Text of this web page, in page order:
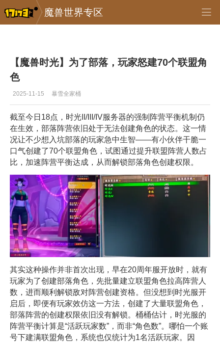
魔兽世界专区
专区_《魔兽世界》 >
【魔兽时光】为了部落，玩家怒建70个联盟角
色
2025-11-15 暴雪全家桶
截至今日18点，时光II/III/IV服务器的强制阵营平衡机制仍
在生效，部落阵营依旧处于无法创建角色的状态。这一情
况让不少想入坑部落的玩家急中生智——有小伙伴干脆一
口气创建了70个联盟角色，试图通过提升联盟阵营人数占
比，加速阵营平衡达成，从而解锁部落角色创建权限。
其实这种操作并非首次出现，早在20周年服开放时，就有
玩家为了创建部落角色，先批量建立联盟角色拉高阵营人
数，进而顺利解锁敌对阵营创建资格。但没想到时光服开
启后，即便有玩家效仿这一方法，创建了大量联盟角色，
部落阵营的创建权限依旧没有解锁。桶桶估计，时光服的
阵营平衡计算是“活跃玩家数”，而非“角色数”。哪怕一个账
号下建满联盟角色，系统也仅统计为1名活跃玩家。因